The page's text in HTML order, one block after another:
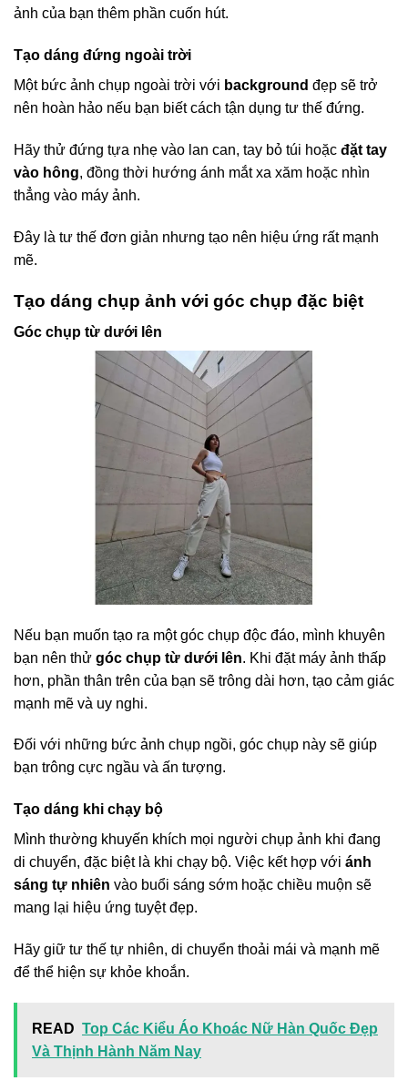
ảnh của bạn thêm phần cuốn hút.
Tạo dáng đứng ngoài trời
Một bức ảnh chụp ngoài trời với background đẹp sẽ trở
nên hoàn hảo nếu bạn biết cách tận dụng tư thế đứng.
Hãy thử đứng tựa nhẹ vào lan can, tay bỏ túi hoặc đặt tay
vào hông, đồng thời hướng ánh mắt xa xăm hoặc nhìn
thẳng vào máy ảnh.
Đây là tư thế đơn giản nhưng tạo nên hiệu ứng rất mạnh
mẽ.
Tạo dáng chụp ảnh với góc chụp đặc biệt
Góc chụp từ dưới lên
Nếu bạn muốn tạo ra một góc chụp độc đáo, mình khuyên
bạn nên thử góc chụp từ dưới lên. Khi đặt máy ảnh thấp
hơn, phần thân trên của bạn sẽ trông dài hơn, tạo cảm giác
mạnh mẽ và uy nghi.
Đối với những bức ảnh chụp ngồi, góc chụp này sẽ giúp
bạn trông cực ngầu và ấn tượng.
Tạo dáng khi chạy bộ
Mình thường khuyến khích mọi người chụp ảnh khi đang
di chuyển, đặc biệt là khi chạy bộ. Việc kết hợp với ánh
sáng tự nhiên vào buổi sáng sớm hoặc chiều muộn sẽ
mang lại hiệu ứng tuyệt đẹp.
Hãy giữ tư thế tự nhiên, di chuyển thoải mái và mạnh mẽ
để thể hiện sự khỏe khoắn.
READ Top Các Kiểu Áo Khoác Nữ Hàn Quốc Đẹp
Và Thịnh Hành Năm Nay